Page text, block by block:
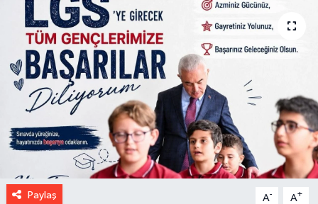
Paylaş A- A+
Sağlık